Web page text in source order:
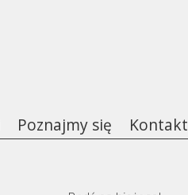
Poznajmy się Kontakt